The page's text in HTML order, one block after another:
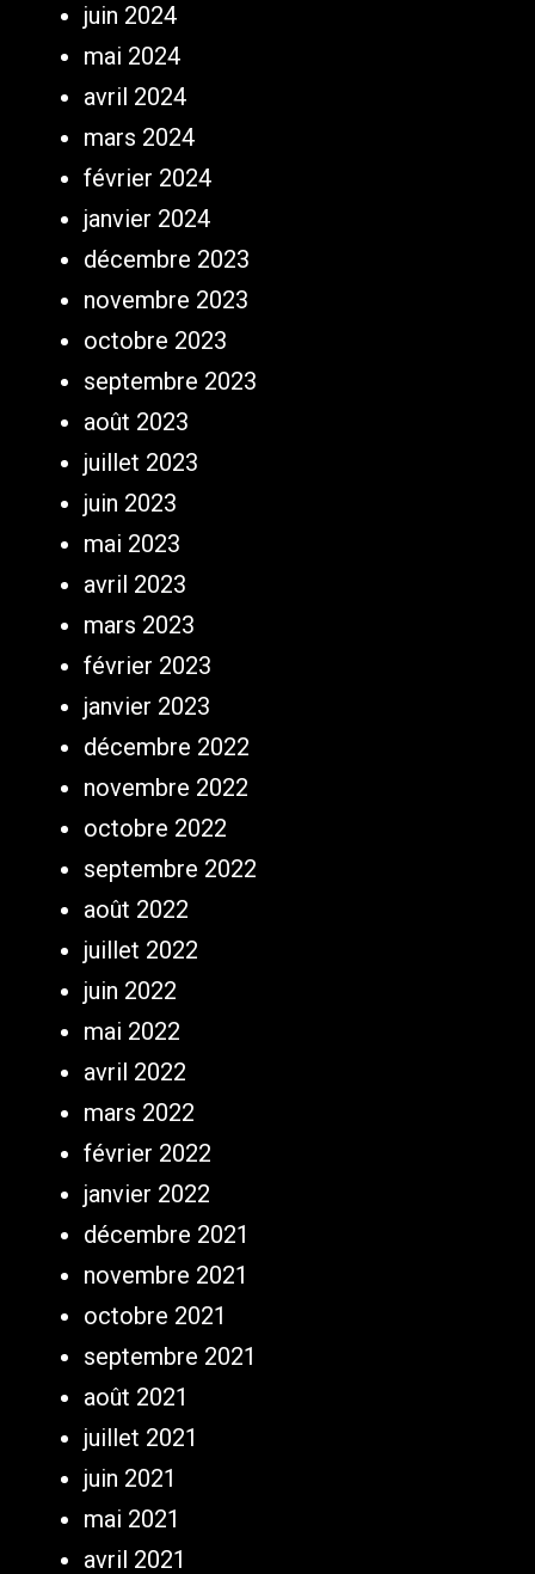
juin 2024
mai 2024
avril 2024
mars 2024
février 2024
janvier 2024
décembre 2023
novembre 2023
octobre 2023
septembre 2023
août 2023
juillet 2023
juin 2023
mai 2023
avril 2023
mars 2023
février 2023
janvier 2023
décembre 2022
novembre 2022
octobre 2022
septembre 2022
août 2022
juillet 2022
juin 2022
mai 2022
avril 2022
mars 2022
février 2022
janvier 2022
décembre 2021
novembre 2021
octobre 2021
septembre 2021
août 2021
juillet 2021
juin 2021
mai 2021
avril 2021